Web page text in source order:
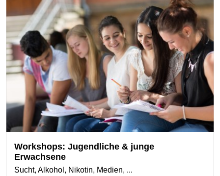
Workshops: Jugendliche & junge
Erwachsene
Sucht, Alkohol, Nikotin, Medien, ...